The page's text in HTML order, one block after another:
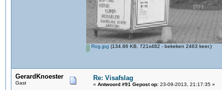
Rog.jpg (134.86 KB, 721x482 - bekeken 2463 keer.)
GerardKnoester
Gast
Re: Visafslag
« Antwoord #91 Gepost op:23-09-2013, 21:17:35 »